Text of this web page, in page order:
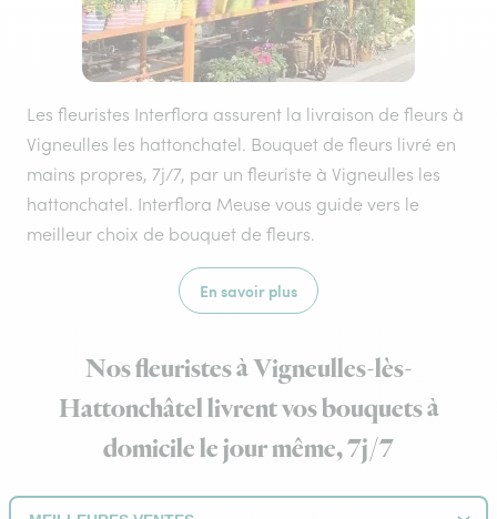
Les fleuristes Interflora assurent la livraison de fleurs à
Vigneulles les hattonchatel. Bouquet de fleurs livré en
mains propres, 7j/7, par un fleuriste à Vigneulles les
hattonchatel. Interflora Meuse vous guide vers le
meilleur choix de bouquet de fleurs.
En savoir plus
Nos fleuristes à Vigneulles-lès-
Hattonchâtel livrent vos bouquets à
domicile le jour même, 7j/7